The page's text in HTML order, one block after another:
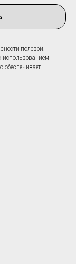
полевой.
обеспечивает